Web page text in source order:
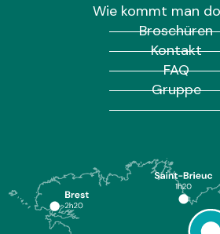
Wie kommt man
Broschüren
Kontakt
FAQ
Gruppe